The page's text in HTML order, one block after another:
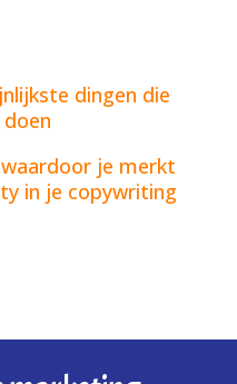
dingen die
je merkt
in je copywriting